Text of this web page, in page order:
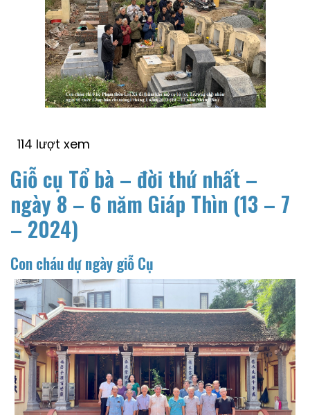
114 lượt xem
Giỗ cụ Tổ bà – đời thứ nhất –
ngày 8 – 6 năm Giáp Thìn (13 – 7
– 2024)
Con cháu dự ngày giỗ Cụ